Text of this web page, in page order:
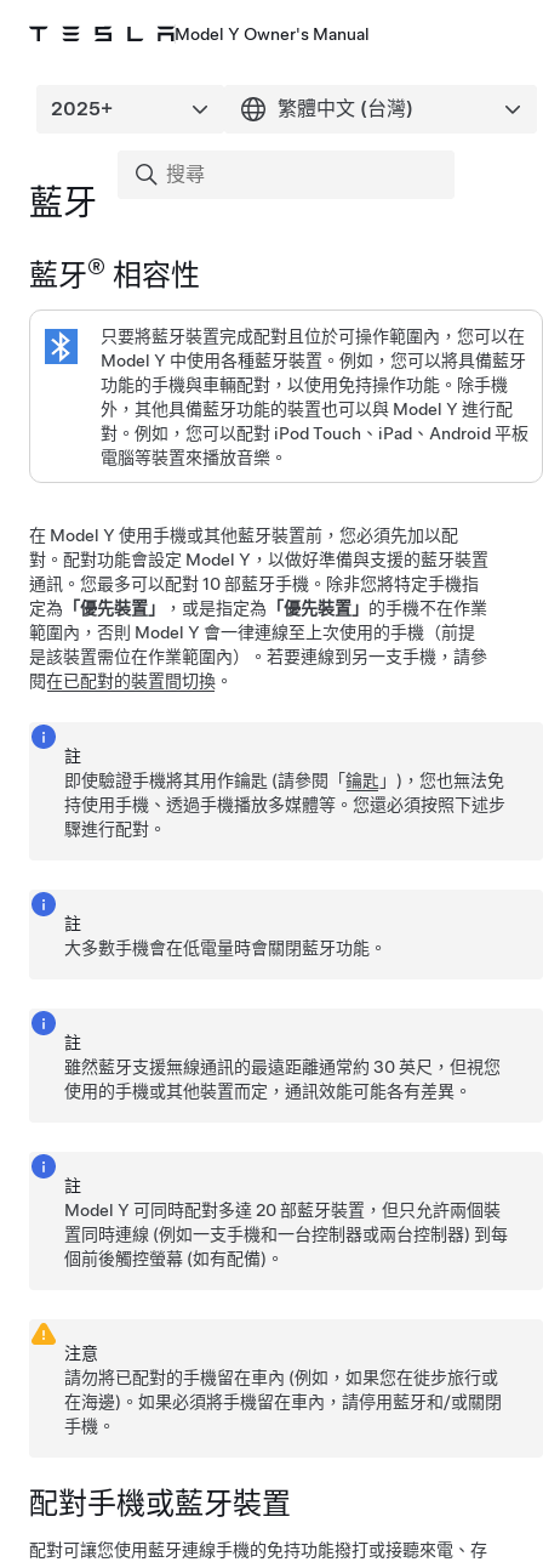
Model Y Owner's Manual
藍牙
藍牙® 相容性
只要將藍牙裝置完成配對且位於可操作範圍內，您可以在
Model Y 中使用各種藍牙裝置。例如，您可以將具備藍牙
功能的手機與車輛配對，以使用免持操作功能。除手機
外，其他具備藍牙功能的裝置也可以與 Model Y 進行配
對。例如，您可以配對 iPod Touch、iPad、Android 平板
電腦等裝置來播放音樂。
在 Model Y 使用手機或其他藍牙裝置前，您必須先加以配
對。配對功能會設定 Model Y ，以做好準備與支援的藍牙裝置
通訊。您最多可以配對 10 部藍牙手機。除非您將特定手機指
定為 「優先裝置」 ，或是指定為 「優先裝置」 的手機不在作業
範圍內，否則 Model Y 會一律連線至上次使用的手機（前提
是該裝置需位在作業範圍內）。若要連線到另一支手機，請參
閱在已配對的裝置間切換 。
註
即使驗證手機將其用作鑰匙 (請參閱「鑰匙 」)，您也無法免
持使用手機、透過手機播放多媒體等。您還必須按照下述步
驟進行配對。
註
大多數手機會在低電量時會關閉藍牙功能。
註
雖然藍牙支援無線通訊的最遠距離通常約30 英尺 ，但視您
使用的手機或其他裝置而定，通訊效能可能各有差異。
註
Model Y 可同時配對多達 20 部藍牙裝置，但只允許兩個裝
置同時連線 (例如一支手機和一台控制器或兩台控制器) 到每
個前後觸控螢幕 (如有配備)。
注意
請勿將已配對的手機留在車內 (例如，如果您在徙步旅行或
在海邊)。如果必須將手機留在車內，請停用藍牙和/或關閉
手機。
配對手機或藍牙裝置
配對可讓您使用藍牙連線手機的免持功能撥打或接聽來電、存